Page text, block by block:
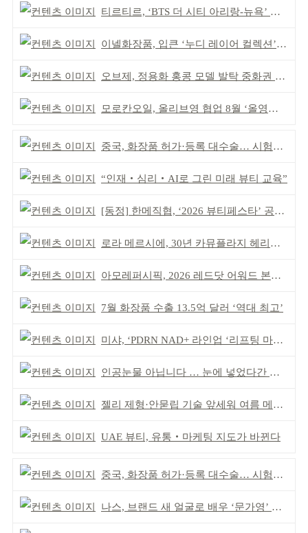
티르티르, ‘BTS 더 시티 아리랑-뉴욕’ 참여
이넬화장품, 입큰 ‘누디 레이어 컬렉션’ 출시
오브제, 정용화 홍콩 모델 발탁 중화권 공략 강화
모로칸오일, 올리브영 협업 8월 ‘올영픽’ 선정
중국, 화장품 허가·등록 대수술… 시험자료 공용 허용
“인재‧심리‧AI로 그린 미래 뷰티 교육”
[동정] 한메직협, ‘2026 뷰티페스타’ 공동 주최
로라 메르시에, 30년 카뮤플라지 헤리티지 담아
아모레퍼시픽, 2026 레드닷 어워드 본상 2개 수상
7월 화장품 수출 13.5억 달러 ‘역대 최고’
미샤, ‘PDRN NAD+ 라인업 ‘리프팅 마스크’ 출시
인공눈물 아닙니다 … 눈에 넣었다간 각막 손상
젤리 제형·안묻립 기술 앞세워 여름 메이크업 시장 공략
UAE 뷰티, 유통‧마케팅 지도가 바뀐다
중국, 화장품 허가·등록 대수술… 시험자료 공용 허용
나스, 브랜드 새 얼굴로 배우 ‘문가영’ 발탁